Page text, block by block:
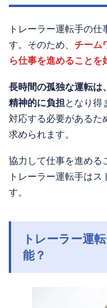
トレーラー運転手の
す。そのため、 チーム
ら仕事を進めることを
長時間の孤独な運転は
精神的に負担となり得
対応する必要があるた
求められます。
協力して仕事を進める
トレーラー運転手は
す。
トレーラー運
能？